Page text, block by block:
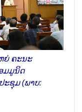
ຍ່ ຄະນະ
ມມູນິດ
ະຊຸມ (ພາບ: